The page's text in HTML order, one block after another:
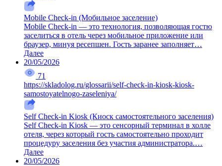
Mobile Check-in (Мобильное заселение)
Mobile Check-in — это технология, позволяющая гостю
заселиться в отель через мобильное приложение или
браузер, минуя ресепшен. Гость заранее заполняет…
Далее
20/05/2026
71
https://skladolog.ru/glossarii/self-check-in-kiosk-kiosk-
samostoyatelnogo-zaseleniya/
Self Check-in Kiosk (Киоск самостоятельного заселения)
Self Check-in Kiosk — это сенсорный терминал в холле
отеля, через который гость самостоятельно проходит
процедуру заселения без участия администратора.…
Далее
20/05/2026